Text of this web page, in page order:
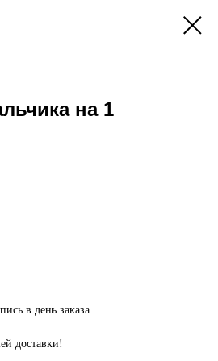
на 1
в день заказа.
доставки!